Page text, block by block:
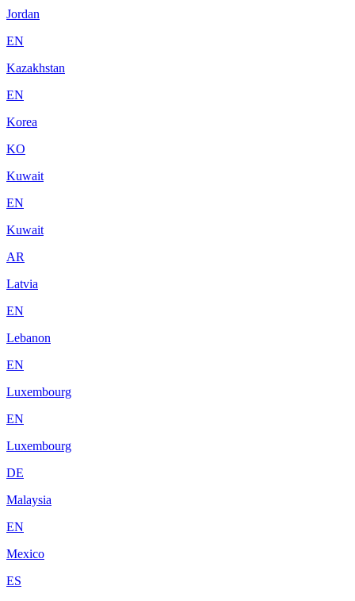
Jordan
EN
Kazakhstan
EN
Korea
KO
Kuwait
EN
Kuwait
AR
Latvia
EN
Lebanon
EN
Luxembourg
EN
Luxembourg
DE
Malaysia
EN
Mexico
ES